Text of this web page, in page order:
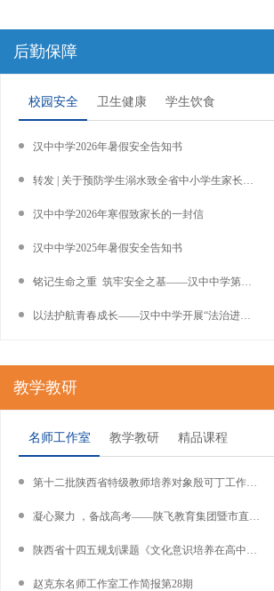
后勤保障
校园安全 卫生健康 学生饮食
汉中中学2026年暑假安全告知书
转发 | 关于预防学生溺水致全省中小学生家长的一封信
汉中中学2026年寒假致家长的一封信
汉中中学2025年暑假安全告知书
铭记生命之重 筑牢安全之基——汉中中学第十七个全国防灾减灾日安全教育进行时
以法护航青春成长——汉中中学开展“法治进校园”教育活动
教学教研
名师工作室 教学教研 精品课程
第十二批陕西省特级教师培养对象殷可丁工作室启动仪式在我校举行
凝心聚力 ，备战高考——陕飞教育集团暨市直学校高中化学学科基地教研活动顺利开展
陕西省十四五规划课题《文化意识培养在高中英语课堂中的实践研究》开题报告会在我校召开
​赵克东名师工作室工作简报第28期